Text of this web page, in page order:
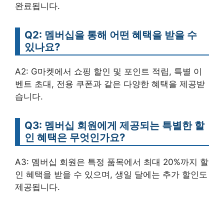
완료됩니다.
Q2: 멤버십을 통해 어떤 혜택을 받을 수
있나요?
A2: G마켓에서 쇼핑 할인 및 포인트 적립, 특별 이
벤트 초대, 전용 쿠폰과 같은 다양한 혜택을 제공받
습니다.
Q3: 멤버십 회원에게 제공되는 특별한 할
인 혜택은 무엇인가요?
A3: 멤버십 회원은 특정 품목에서 최대 20%까지 할
인 혜택을 받을 수 있으며, 생일 달에는 추가 할인도
제공됩니다.